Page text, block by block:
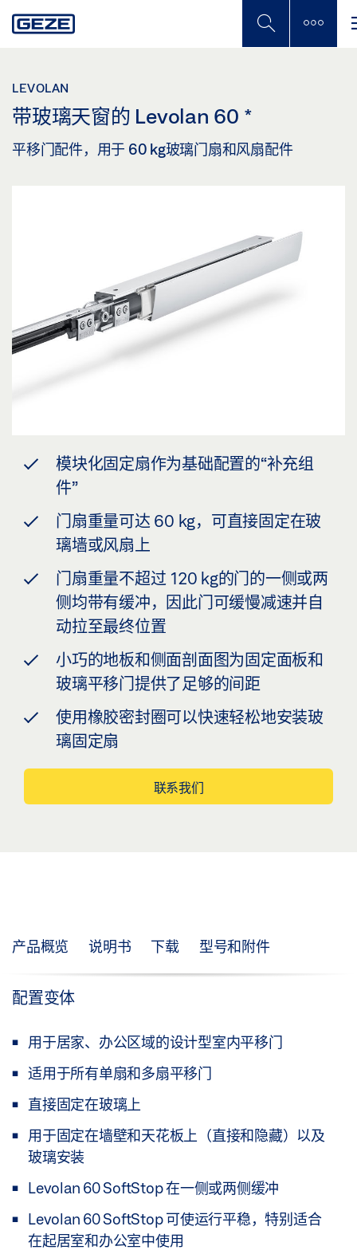
to
LEVOLAN
带玻璃天窗的 Levolan 60 *
平移门配件，用于 60 kg玻璃门扇和风扇配件
模块化固定扇作为基础配置的“补充组
件”
门扇重量可达 60 kg，可直接固定在玻
璃墙或风扇上
门扇重量不超过 120 kg的门的一侧或两
侧均带有缓冲，因此门可缓慢减速并自
动拉至最终位置
小巧的地板和侧面剖面图为固定面板和
玻璃平移门提供了足够的间距
使用橡胶密封圈可以快速轻松地安装玻
璃固定扇
联系我们
产品概览 说明书 下载 型号和附件
配置变体
用于居家、办公区域的设计型室内平移门
适用于所有单扇和多扇平移门
直接固定在玻璃上
用于固定在墙壁和天花板上（直接和隐藏）以及
玻璃安装
Levolan 60 SoftStop 在一侧或两侧缓冲
Levolan 60 SoftStop 可使运行平稳，特别适合
在起居室和办公室中使用